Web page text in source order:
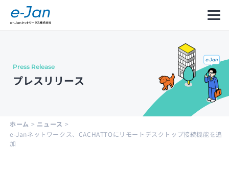
Company
Information
Message
from
メッ
セー
Press Release
プレスリリース
ホーム > ニュース >
e-Janネットワークス、CACHATTOにリモートデスクトップ接続機能を追
加